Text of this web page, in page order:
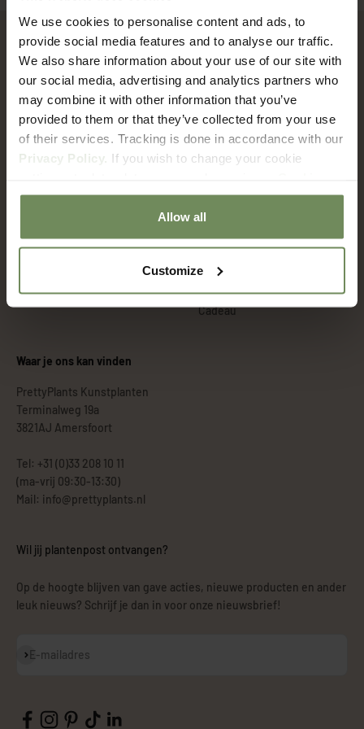
We use cookies to personalise content and ads, to
provide social media features and to analyse our traffic.
We also share information about your use of our site with
our social media, advertising and analytics partners who
may combine it with other information that you’ve
provided to them or that they’ve collected from your use
of their services. Tracking is done in accordance with our
Privacy Policy. If you wish to change your cookie
Policypage.
Allow all
Customize
Services
Over Ons
Verzenden en Retourneren
Algemene Voorwaarden
Privacy Policy
Categorieën
Nepplanten
Kunstbomen
Kunst Hangplanten
Kunstplanten voor buiten
Cadeau
Waar je ons kan vinden
PrettyPlants Kunstplanten
Terminalweg 19a
3821AJ Amersfoort
Tel: +31 (0)33 208 10 11
(ma-vrij 09:30-13:30)
Mail: info@prettyplants.nl
Wil jij plantenpost ontvangen?
Op de hoogte blijven van gave acties, nieuwe producten en ander
leuk nieuws? Schrijf je dan in voor onze nieuwsbrief!
E-mailadres
Abonneren